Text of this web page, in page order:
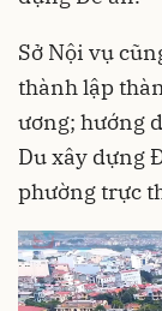
Sở Nội vụ
thành lập
ương; hướng
Du xây dựng
phường trực